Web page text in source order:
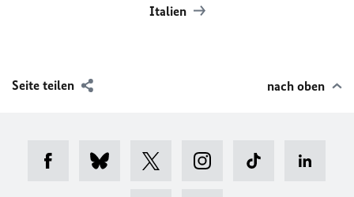
Italien
Seite teilen nach oben